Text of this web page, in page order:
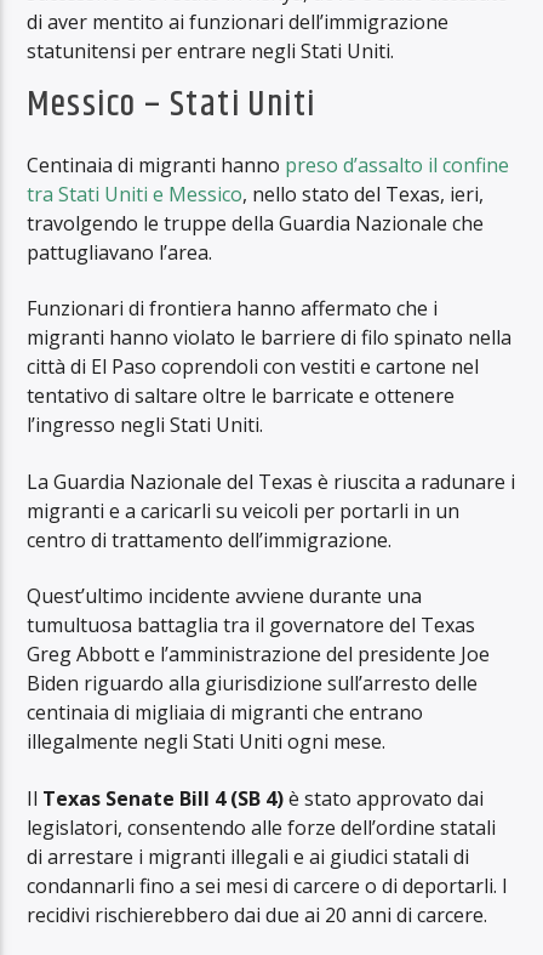
di aver mentito ai funzionari dell’immigrazione
statunitensi per entrare negli Stati Uniti.
Messico – Stati Uniti
Centinaia di migranti hanno preso d’assalto il confine
tra Stati Uniti e Messico, nello stato del Texas, ieri,
travolgendo le truppe della Guardia Nazionale che
pattugliavano l’area.
Funzionari di frontiera hanno affermato che i
migranti hanno violato le barriere di filo spinato nella
città di El Paso coprendoli con vestiti e cartone nel
tentativo di saltare oltre le barricate e ottenere
l’ingresso negli Stati Uniti.
La Guardia Nazionale del Texas è riuscita a radunare i
migranti e a caricarli su veicoli per portarli in un
centro di trattamento dell’immigrazione.
Quest’ultimo incidente avviene durante una
tumultuosa battaglia tra il governatore del Texas
Greg Abbott e l’amministrazione del presidente Joe
Biden riguardo alla giurisdizione sull’arresto delle
centinaia di migliaia di migranti che entrano
illegalmente negli Stati Uniti ogni mese.
Il Texas Senate Bill 4 (SB 4)è stato approvato dai
legislatori, consentendo alle forze dell’ordine statali
di arrestare i migranti illegali e ai giudici statali di
condannarli fino a sei mesi di carcere o di deportarli. I
recidivi rischierebbero dai due ai 20 anni di carcere.